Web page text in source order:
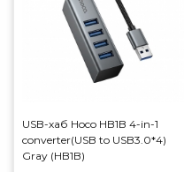
USB-хаб Hoco HB1B 4-in-1
converter(USB to USB3.0*4)
Gray (HB1B)